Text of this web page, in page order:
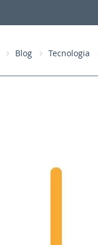
Blog Tecnologia